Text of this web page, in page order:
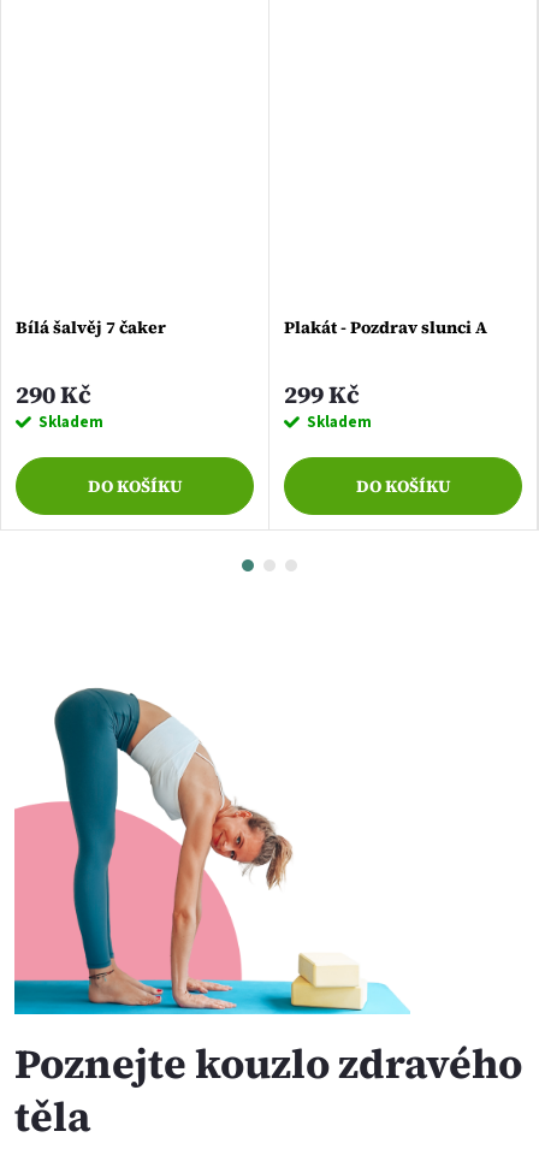
Bílá šalvěj 7 čaker
290 Kč
Skladem
DO KOŠÍKU
Plakát - Pozdrav slunci A
299 Kč
Skladem
DO KOŠÍKU
Poznejte kouzlo zdravého
těla